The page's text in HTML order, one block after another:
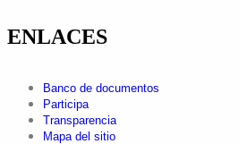
ENLACES
Banco de documentos
Participa
Transparencia
Mapa del sitio